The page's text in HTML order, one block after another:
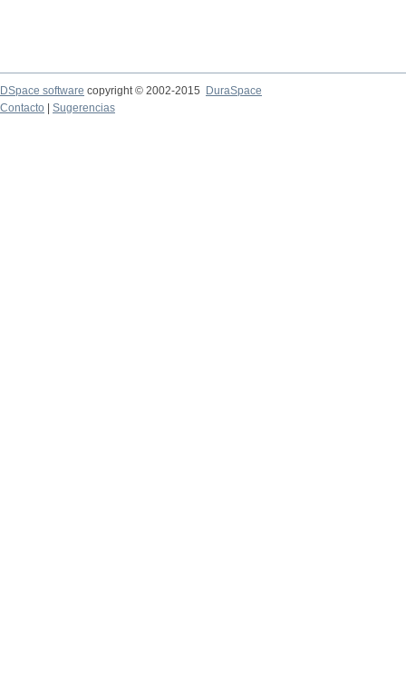
DSpace software copyright © 2002-2015
DuraSpace
Contacto
Sugerencias